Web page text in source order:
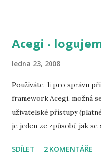
same approach as the one
guarantee . Sample
<web-app xmlns="http://
xmlns:xsi="http://
version="3.1...
Acegi -
ledna 23, 2008
Používáte-li pro správu
framework Acegi, možná
uživatelské přístupy
je jeden ze způsobů jak se
Nejdříve si připravím
SDÍLET 2 KOMENTÁŘE